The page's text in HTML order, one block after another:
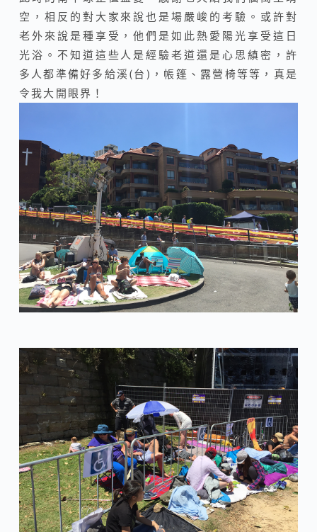
空，相反的對大家來說也是場嚴峻的考驗。或許對
老外來說是種享受，他們是如此熱愛陽光享受這日
光浴。不知道這些人是經驗老道還是心思縝密，許
多人都準備好多給溪(台)，帳篷、露營椅等等，真是
令我大開眼界！